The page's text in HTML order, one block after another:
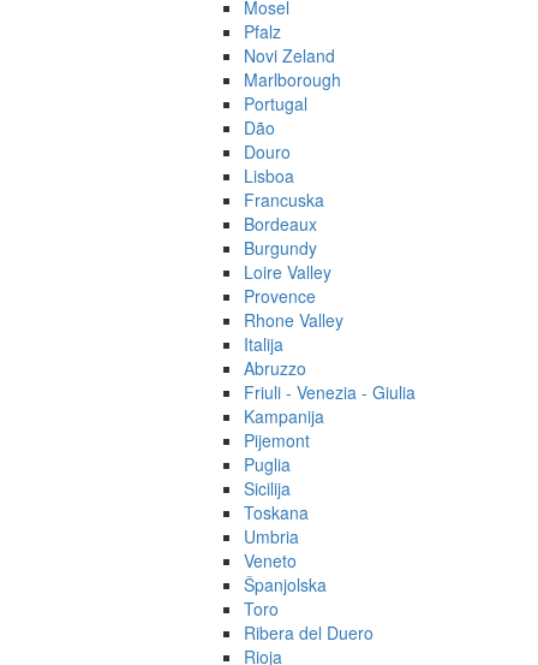
Mosel
Pfalz
Novi Zeland
Marlborough
Portugal
Dão
Douro
Lisboa
Francuska
Bordeaux
Burgundy
Loire Valley
Provence
Rhone Valley
Italija
Abruzzo
Friuli - Venezia - Giulia
Kampanija
Pijemont
Puglia
Sicilija
Toskana
Umbria
Veneto
Španjolska
Toro
Ribera del Duero
Rioja